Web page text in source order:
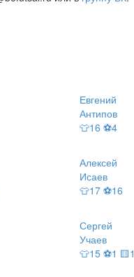
Евгений
Антипов
👕16 ⚽4
Алексей
Исаев
👕17 ⚽16
Сергей
Учаев
👕15 ⚽1 🟨1